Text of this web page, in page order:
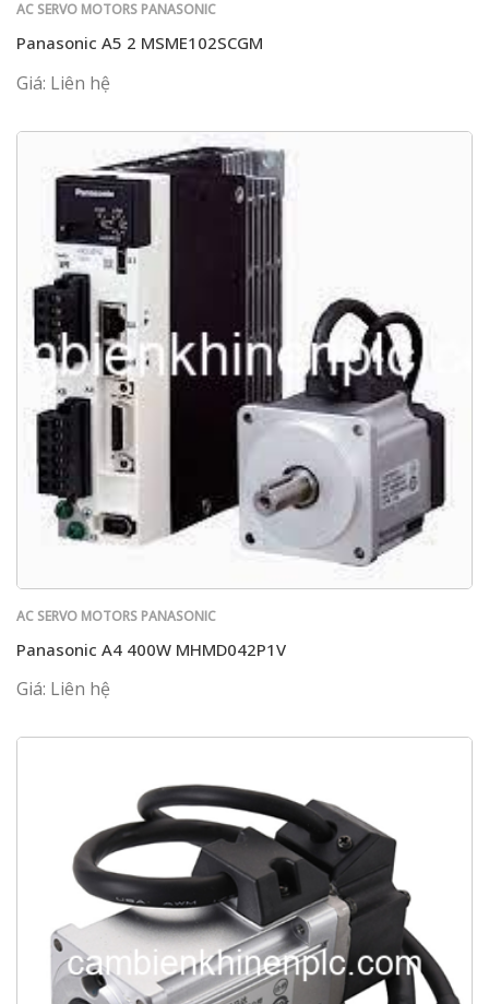
AC SERVO MOTORS PANASONIC
Panasonic A5 2 MSME102SCGM
Giá: Liên hệ
AC SERVO MOTORS PANASONIC
Panasonic A4 400W MHMD042P1V
Giá: Liên hệ